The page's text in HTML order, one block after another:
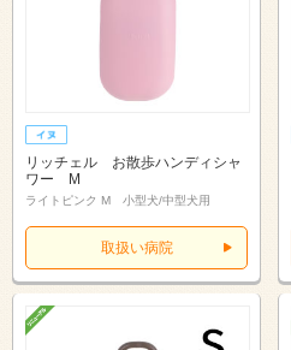
リッチェル お散歩ハンディシャ
ワー M
ライトピンク M 小型犬/中型犬用
取扱い病院